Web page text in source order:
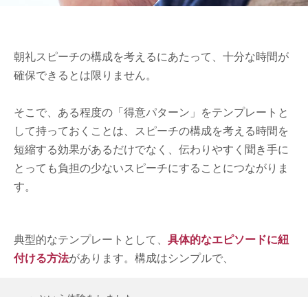
朝礼スピーチの構成を考えるにあたって、十分な時間が
確保できるとは限りません。
そこで、ある程度の「得意パターン」をテンプレートと
して持っておくことは、スピーチの構成を考える時間を
短縮する効果があるだけでなく、伝わりやすく聞き手に
とっても負担の少ないスピーチにすることにつながりま
す。
典型的なテンプレートとして、 具体的なエピソードに紐
付ける方法があります。構成はシンプルで、